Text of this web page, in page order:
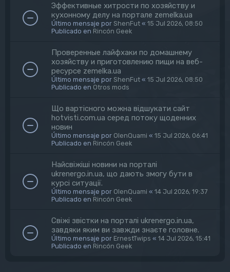
Эффективные хитрости по хозяйству и
кухонному делу на портале zemelka.ua
Último mensaje por ShenFut « 15 Jul 2026, 08:50
Publicado en Rincón Geek
Проверенные лайфхаки по домашнему
хозяйству и приготовлению пищи на веб-
ресурсе zemelka.ua
Último mensaje por ShenFut « 15 Jul 2026, 08:50
Publicado en Otros mods
Що вартісного можна відшукати сайт
hotvisti.com.ua серед потоку щоденних
новин
Último mensaje por OlenQuami « 15 Jul 2026, 06:41
Publicado en Rincón Geek
Найсвіжіші новини на порталі
ukrenergo.in.ua, що дають змогу бути в
курсі ситуації.
Último mensaje por OlenQuami « 14 Jul 2026, 19:37
Publicado en Rincón Geek
Свіжі звістки на порталі ukrenergo.in.ua,
завдяки яким ви завжди знаєте головне.
Último mensaje por ErnestTwips « 14 Jul 2026, 15:41
Publicado en Rincón Geek